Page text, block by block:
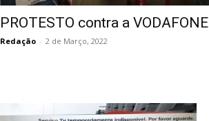
PROTESTO contra a VODAFONE
Redação - 2 de Março, 2022